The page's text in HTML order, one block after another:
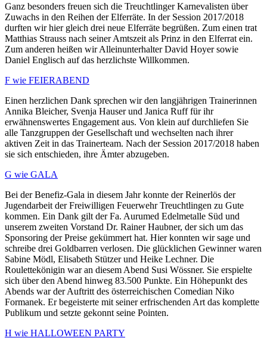
Ganz besonders freuen sich die Treuchtlinger Karnevalisten über
Zuwachs in den Reihen der Elferräte. In der Session 2017/2018
durften wir hier gleich drei neue Elferräte begrüßen. Zum einen trat
Matthias Strauss nach seiner Amtszeit als Prinz in den Elferrat ein.
Zum anderen heißen wir Alleinunterhalter David Hoyer sowie
Daniel Englisch auf das herzlichste Willkommen.
F wie FEIERABEND
Einen herzlichen Dank sprechen wir den langjährigen Trainerinnen
Annika Bleicher, Svenja Hauser und Janica Ruff für ihr
erwähnenswertes Engagement aus. Von klein auf durchliefen Sie
alle Tanzgruppen der Gesellschaft und wechselten nach ihrer
aktiven Zeit in das Trainerteam. Nach der Session 2017/2018 haben
sie sich entschieden, ihre Ämter abzugeben.
G wie GALA
Bei der Benefiz-Gala in diesem Jahr konnte der Reinerlös der
Jugendarbeit der Freiwilligen Feuerwehr Treuchtlingen zu Gute
kommen. Ein Dank gilt der Fa. Aurumed Edelmetalle Süd und
unserem zweiten Vorstand Dr. Rainer Haubner, der sich um das
Sponsoring der Preise gekümmert hat. Hier konnten wir sage und
schreibe drei Goldbarren verlosen. Die glücklichen Gewinner waren
Sabine Mödl, Elisabeth Stützer und Heike Lechner. Die
Roulettekönigin war an diesem Abend Susi Wössner. Sie erspielte
sich über den Abend hinweg 83.500 Punkte. Ein Höhepunkt des
Abends war der Auftritt des österreichischen Comedian Niko
Formanek. Er begeisterte mit seiner erfrischenden Art das komplette
Publikum und setzte gekonnt seine Pointen.
H wie HALLOWEEN PARTY